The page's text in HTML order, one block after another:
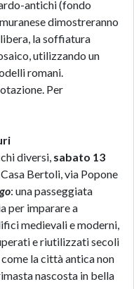
antichi (fondo
dimostreranno
la soffiatura
utilizzando un
romani.
Per
diversi, sabato 13
Bertoli, via Popone
: una passeggiata
per imparare a
medievali e moderni,
e riutilizzati secoli
la città antica non
nascosta in bella